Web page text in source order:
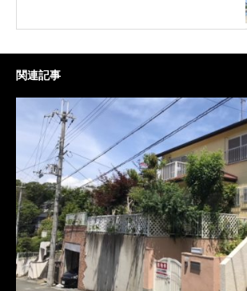
関連記事